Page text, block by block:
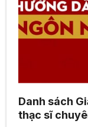
Danh sách
thạc sĩ